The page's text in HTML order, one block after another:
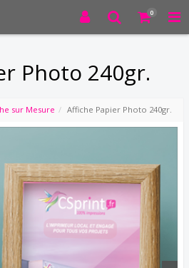
0
Photo 240gr.
sur Mesure Affiche Papier Photo 240gr.